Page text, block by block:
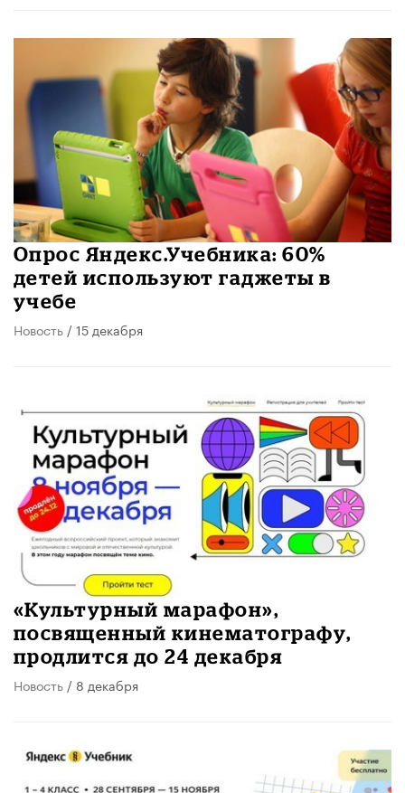
Опрос Яндекс.Учебника: 60%
детей используют гаджеты в
учебе
Новость / 15 декабря
«Культурный марафон»,
посвященный кинематографу,
продлится до 24 декабря
Новость / 8 декабря